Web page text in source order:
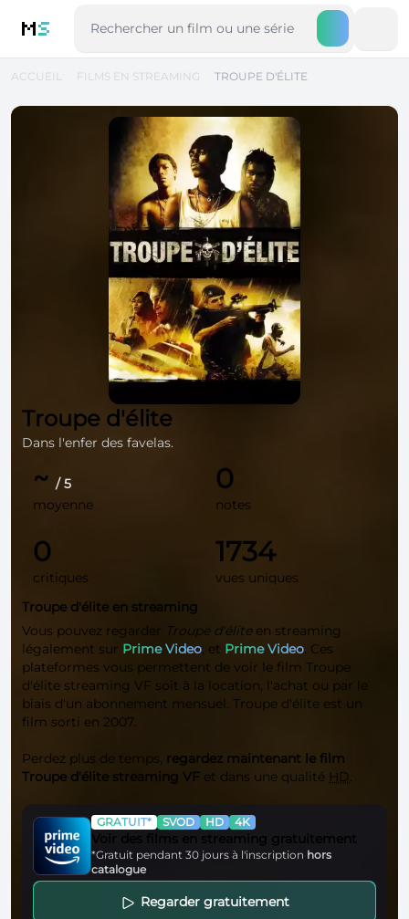
MS
ACCUEIL FILMS EN STREAMING TROUPE D'ÉLITE
Troupe d'élite
Dans l'enfer des favelas.
~ / 5
moyenne
0
notes
0
critiques
1734
vues uniques
Troupe d'élite en streaming
Vous pouvez regarder Troupe d'éliteen streaming
légalement sur Prime Video, et Prime Video. Ces
plateformes vous permettent de voir le film Troupe
d'élite streaming VF soit à la location, l'achat ou par le
biais d'un abonnement mensuel. Troupe d'élite est un
film sorti en 2007.
Perdez plus de temps, regardez maintenant le film
Troupe d'élite streaming VF et dans une qualité HD.
GRATUIT* SVOD HD 4K
Voir des films en streaming gratuitement
*Gratuit pendant 30 jours à l'inscription hors
catalogue
Regarder gratuitement